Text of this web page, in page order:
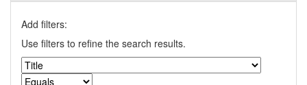
Add filters:
Use filters to refine the search results.